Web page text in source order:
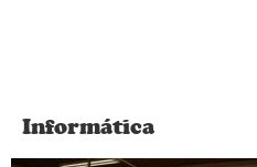
Informática